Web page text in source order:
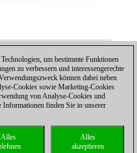
| |Lizenzen
|
um bestimmte Funktionen
zu verbessern und interessengerechte
können dabei neben
Cookies sowie Marketing-Cookies
von Analyse-Cookies und
finden Sie in unserer
Alles
akzeptieren
Alles